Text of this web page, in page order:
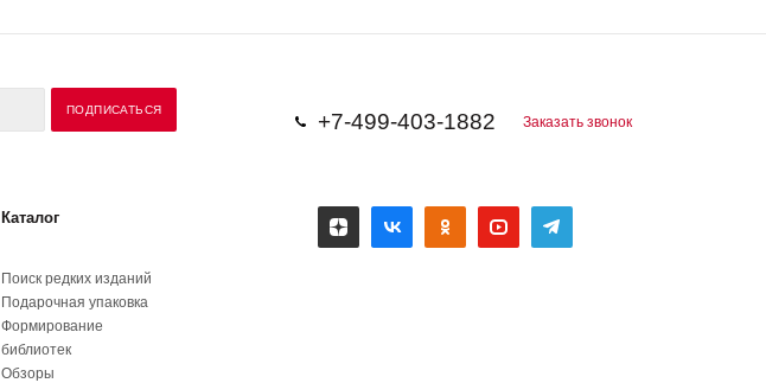
+7-499-403-1882 Заказать звонок
Каталог
Поиск редких изданий
Подарочная упаковка
Формирование
библиотек
Обзоры